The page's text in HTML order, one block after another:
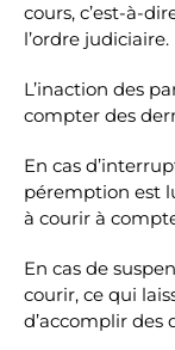
cours, c’est-à-
l’ordre judiciaire.
L’inaction des
compter des
En cas
péremption est
à courir à
En cas de
courir, ce qui
d’accomplir des